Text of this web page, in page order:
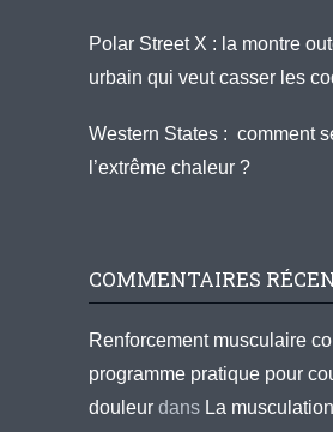
Polar Street X : la montre
urbain qui veut casser les
Western States : comment
l’extrême chaleur ?
COMMENTAIRES
Renforcement musculaire
programme pratique pour
douleur dans La